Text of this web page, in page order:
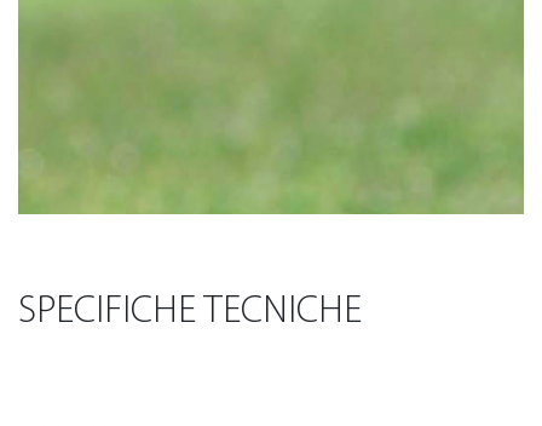
SPECIFICHE TECNICHE